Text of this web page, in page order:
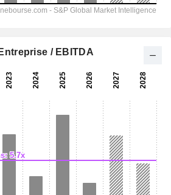
/ EBITDA